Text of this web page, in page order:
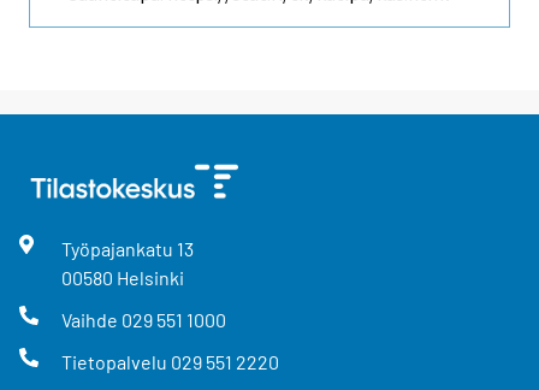
Työpajankatu 13
00580 Helsinki
Vaihde 029 551 1000
Tietopalvelu 029 551 2220